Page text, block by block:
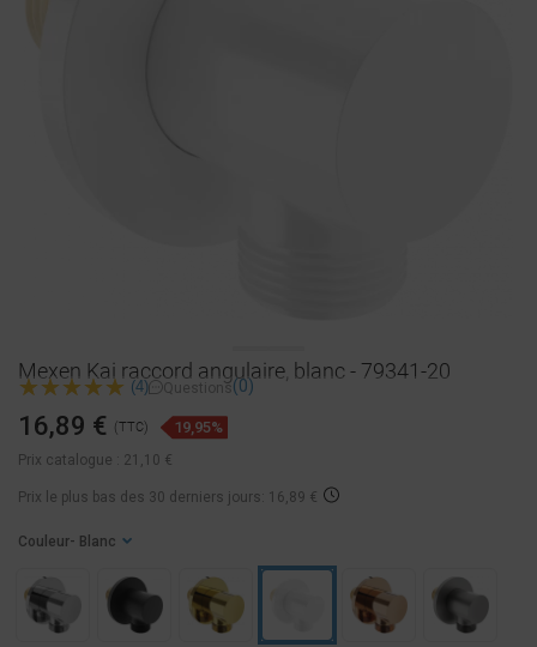
Mexen Kai raccord angulaire, blanc - 79341-20
(4) Questions(0)
Prix catalogue : 21,10 €
16,89 € (TTC) 19,95%
Prix ​​le plus bas des 30 derniers jours: 16,89 €
Couleur - Blanc